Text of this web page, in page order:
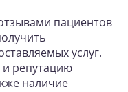
пациентов
услуг.
репутацию
наличие